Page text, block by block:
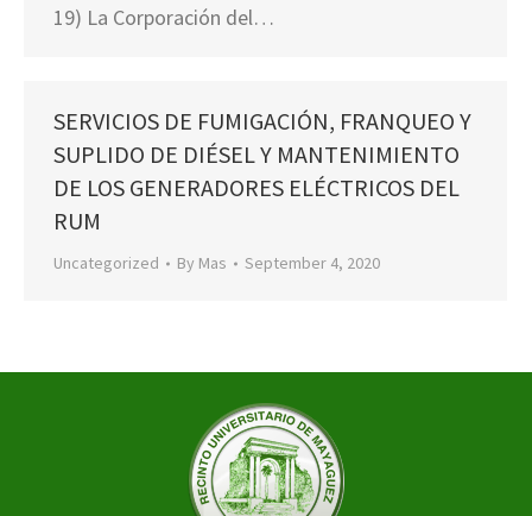
19) La Corporación del…
SERVICIOS DE FUMIGACIÓN, FRANQUEO Y
SUPLIDO DE DIÉSEL Y MANTENIMIENTO
DE LOS GENERADORES ELÉCTRICOS DEL
RUM
Uncategorized By Mas September 4, 2020